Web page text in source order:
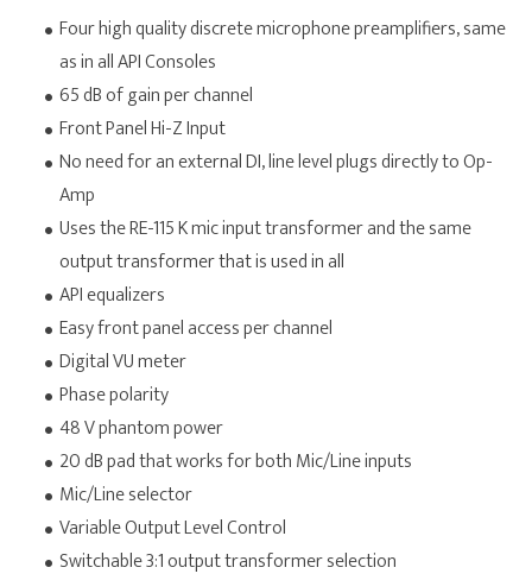
Four high quality discrete microphone preamplifiers, same
as in all API Consoles
65 dB of gain per channel
Front Panel Hi-Z Input
No need for an external DI, line level plugs directly to Op-
Amp
Uses the RE-115 K mic input transformer and the same
output transformer that is used in all
API equalizers
Easy front panel access per channel
Digital VU meter
Phase polarity
48 V phantom power
20 dB pad that works for both Mic/Line inputs
Mic/Line selector
Variable Output Level Control
Switchable 3:1 output transformer selection